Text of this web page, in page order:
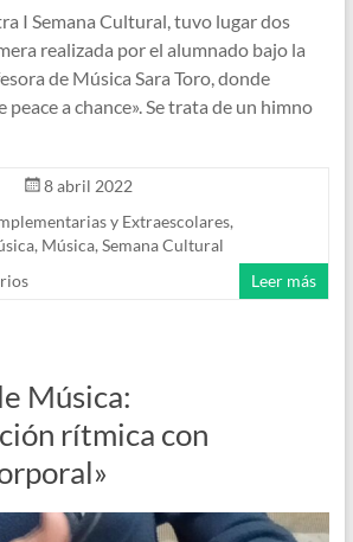
I Semana Cultural, tuvo lugar dos
realizada por el alumnado bajo la
de Música Sara Toro, donde
a chance». Se trata de un himno
8 abril 2022
y Extraescolares,
, Música, Semana Cultural
Leer más
Música:
rítmica con